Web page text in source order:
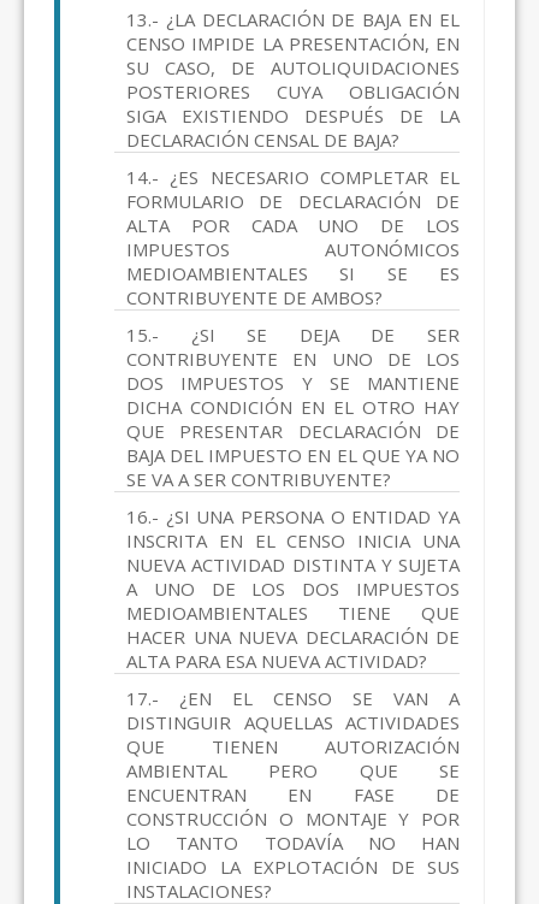
13.- ¿LA DECLARACIÓN DE BAJA EN EL
CENSO IMPIDE LA PRESENTACIÓN, EN
SU CASO, DE AUTOLIQUIDACIONES
POSTERIORES CUYA OBLIGACIÓN
SIGA EXISTIENDO DESPUÉS DE LA
DECLARACIÓN CENSAL DE BAJA?
14.- ¿ES NECESARIO COMPLETAR EL
FORMULARIO DE DECLARACIÓN DE
ALTA POR CADA UNO DE LOS
IMPUESTOS AUTONÓMICOS
MEDIOAMBIENTALES SI SE ES
CONTRIBUYENTE DE AMBOS?
15.- ¿SI SE DEJA DE SER
CONTRIBUYENTE EN UNO DE LOS
DOS IMPUESTOS Y SE MANTIENE
DICHA CONDICIÓN EN EL OTRO HAY
QUE PRESENTAR DECLARACIÓN DE
BAJA DEL IMPUESTO EN EL QUE YA NO
SE VA A SER CONTRIBUYENTE?
16.- ¿SI UNA PERSONA O ENTIDAD YA
INSCRITA EN EL CENSO INICIA UNA
NUEVA ACTIVIDAD DISTINTA Y SUJETA
A UNO DE LOS DOS IMPUESTOS
MEDIOAMBIENTALES TIENE QUE
HACER UNA NUEVA DECLARACIÓN DE
ALTA PARA ESA NUEVA ACTIVIDAD?
17.- ¿EN EL CENSO SE VAN A
DISTINGUIR AQUELLAS ACTIVIDADES
QUE TIENEN AUTORIZACIÓN
AMBIENTAL PERO QUE SE
ENCUENTRAN EN FASE DE
CONSTRUCCIÓN O MONTAJE Y POR
LO TANTO TODAVÍA NO HAN
INICIADO LA EXPLOTACIÓN DE SUS
INSTALACIONES?